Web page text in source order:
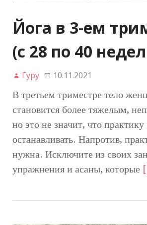
Йога в 3-ем
(с 28 по 40
Гуру 10.11.2021
В третьем триместре тело
становится более тяжелым,
но это не значит, что
останавливать. Напротив,
нужна. Исключите из своих
упражнения и асаны, которые